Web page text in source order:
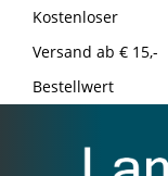
Kostenloser
Versand ab € 15,-
Bestellwert